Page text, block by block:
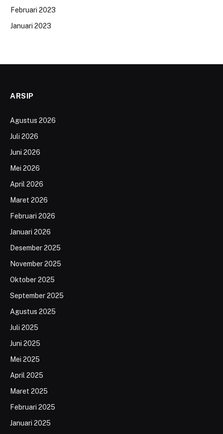
Februari 2023
Januari 2023
ARSIP
Agustus 2026
Juli 2026
Juni 2026
Mei 2026
April 2026
Maret 2026
Februari 2026
Januari 2026
Desember 2025
November 2025
Oktober 2025
September 2025
Agustus 2025
Juli 2025
Juni 2025
Mei 2025
April 2025
Maret 2025
Februari 2025
Januari 2025